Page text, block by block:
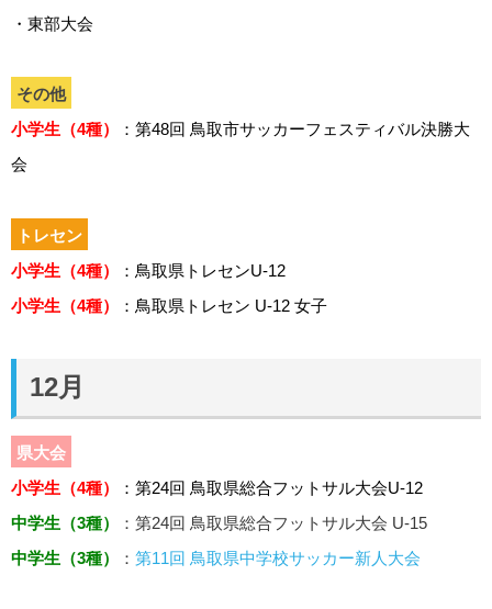
・東部大会
その他
小学生（4種）
：第48回 鳥取市サッカーフェスティバル決勝大
会
トレセン
小学生（4種）
：鳥取県トレセンU-12
小学生（4種）
：鳥取県トレセン U-12 女子
12月
県大会
小学生（4種）
：第24回 鳥取県総合フットサル大会U-12
中学生（3種）
：第24回 鳥取県総合フットサル大会 U-15
中学生（3種）
： 第11回 鳥取県中学校サッカー新人大会